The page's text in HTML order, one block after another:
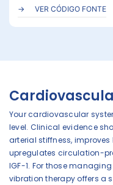
VER CÓDIGO FONTE
Your cardiovascular
level. Clinical evidence
arterial stiffness,
upregulates circulation-
IGF-1. For those
vibration therapy offers a